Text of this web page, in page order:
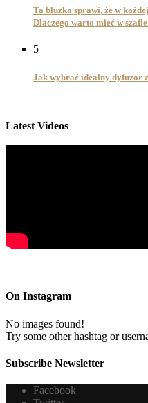
Ta bluzka sprawi, że w
Dlaczego warto mieć w
5
Jak wybrać idealny dyfuzor
Latest Videos
On Instagram
No images found!
Try some other hashtag or
Subscribe Newsletter
Facebook